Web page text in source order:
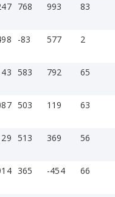
768 993 83
-83 577 2
583 792 65
503 119 63
513 369 56
365 -454 66